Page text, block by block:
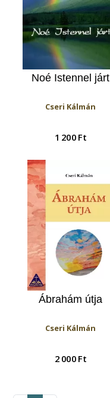
Noé Istennel járt
Cseri Kálmán
1 200 Ft
Ábrahám útja
Cseri Kálmán
2 000 Ft